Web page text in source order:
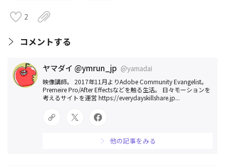
2
コメントする
ヤマダイ @ymrun_jp @yamadai
映像講師。 2017年11月よりAdobe Community Evangelist。
Premeire Pro/After Effectsなどを触る生活。 日々モーションを
考えるサイトを運営 https://everydayskillshare.jp...
他の記事をみる